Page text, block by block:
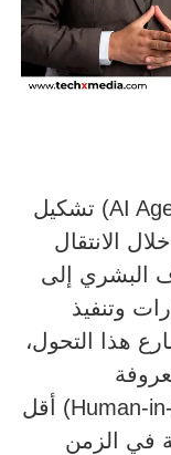
الانتقال
البشري إلى
وتنفيذ
هذا التحول،
بـ“الإنسان في الحلقة” (Human-in-the-Loop) أقل
في الزمن